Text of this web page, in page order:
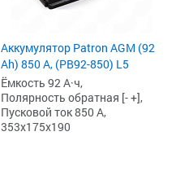
Аккумулятор Patron AGM (92
Ah) 850 А, (PB92-850) L5
Ёмкость 92 А·ч,
Полярность обратная [- +],
Пусковой ток 850 А,
353x175x190